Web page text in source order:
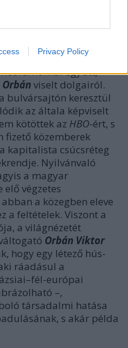
Privacy Policy
kapitalizmus egyik
felOrbánés
különös
a periodika,
együtt,
Orbánviselt dolgairól.
bulvársajtón keresztül
az általa képviselt
kötöttek az HBO-ért, s
fizető közemberek
kapitalista csúcsréteg
Nyilvánvaló
a magyar
végzetes
a közegben eleve
a feltételek. Viszont a
a világnézetét
Orbán Viktor
hogy egy létező hús-
ráadásul a
európai
–,
társadalmi hatása
s akár példa